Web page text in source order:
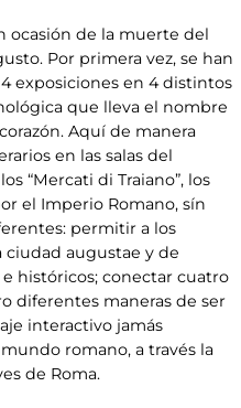
ocasión de la muerte del
Por primera vez, se han
exposiciones en 4 distintos
que lleva el nombre
Aquí de manera
en las salas del
“Mercati di Traiano”, los
el Imperio Romano, sín
permitir a los
ciudad augustae y de
históricos; conectar cuatro
diferentes maneras de ser
interactivo jamás
romano, a través la
de Roma.